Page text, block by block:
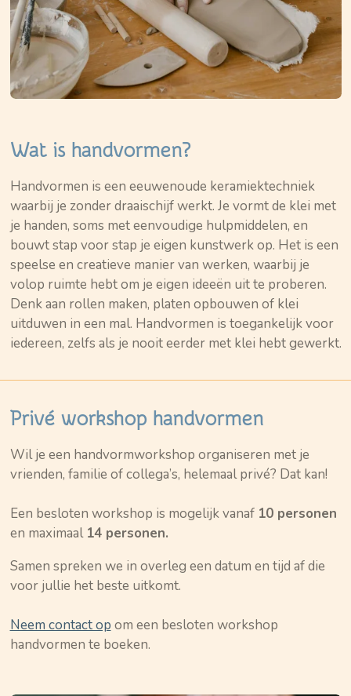
Wat is handvormen?
Handvormen is een eeuwenoude keramiektechniek
waarbij je zonder draaischijf werkt. Je vormt de klei met
je handen, soms met eenvoudige hulpmiddelen, en
bouwt stap voor stap je eigen kunstwerk op. Het is een
speelse en creatieve manier van werken, waarbij je
volop ruimte hebt om je eigen ideeën uit te proberen.
Denk aan rollen maken, platen opbouwen of klei
uitduwen in een mal. Handvormen is toegankelijk voor
iedereen, zelfs als je nooit eerder met klei hebt gewerkt.
Privé workshop handvormen
Wil je een handvormworkshop organiseren met je
vrienden, familie of collega’s, helemaal privé? Dat kan!
Een besloten workshop is mogelijk vanaf 10personen
en maximaal 14personen.
Samen spreken we in overleg een datum en tijd af die
voor jullie het beste uitkomt.
Neem contact op om een besloten workshop
handvormen te boeken.